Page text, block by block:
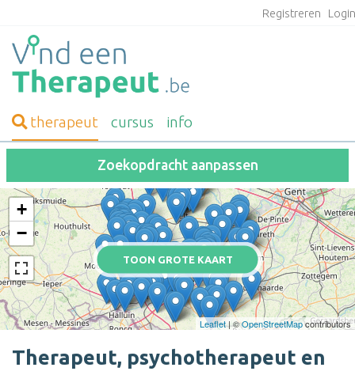
Registreren
therapeut cursus info
Zoekopdracht aanpassen
TOON GROTE KAART
+
−
Leaflet| ©OpenStreetMapcontributors
Therapeut, psychotherapeut en